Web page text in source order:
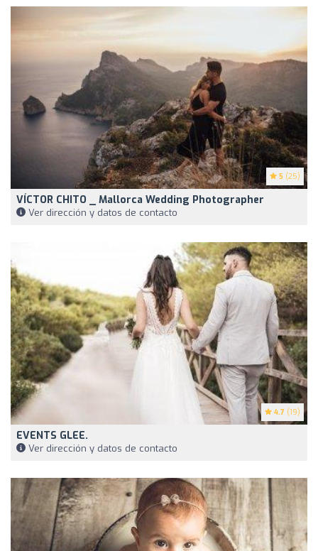
5 (25)
VÍCTOR CHITO _ Mallorca Wedding Photographer
Ver dirección y datos de contacto
4.7 (19)
EVENTS GLEE.
Ver dirección y datos de contacto